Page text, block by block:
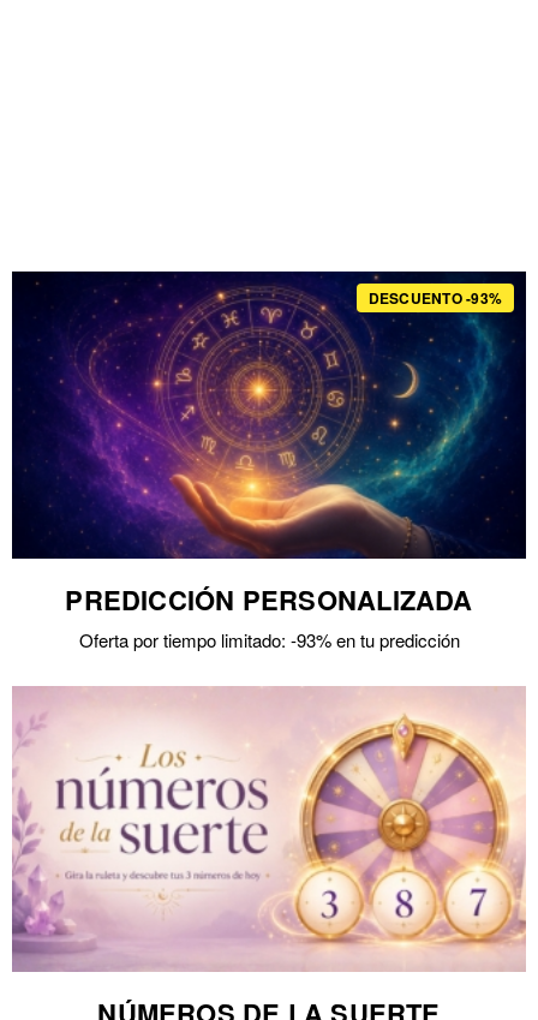
DESCUENTO -93%
PREDICCIÓN PERSONALIZADA
Oferta por tiempo limitado: -93% en tu predicción
NÚMEROS DE LA SUERTE